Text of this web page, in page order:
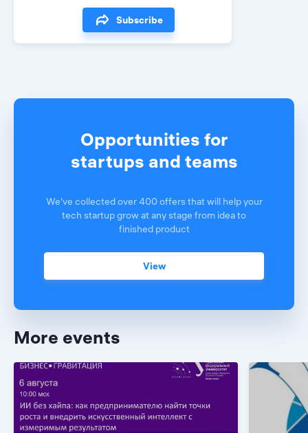
Subscribe
Opportunities for
startups and teams
We've collected over 400 offers that will help your
tech startup grow at any stage from idea to
finished product
View
More events